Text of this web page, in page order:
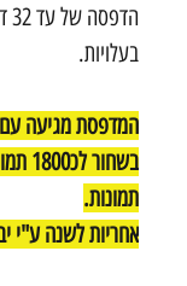
בעלויות.
המדפסת מגיעה
תמונות.
אחריות לשנה ע"י